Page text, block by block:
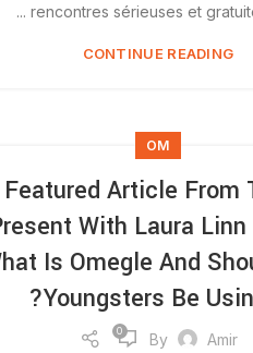
rencontres sérieuses et
CONTINUE READING
OM
Featured Article From
With Laura
Is Omegle And
Youngsters Be
By Amir
0